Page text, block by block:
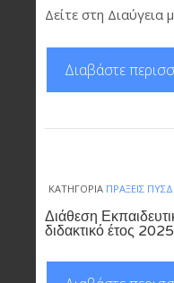
Δείτε στη Διαύγεια
Διαβάστε
ΚΑΤΗΓΟΡΊΑ ΠΡΆΞΕΙΣ
Διάθεση
διδακτικό έτος